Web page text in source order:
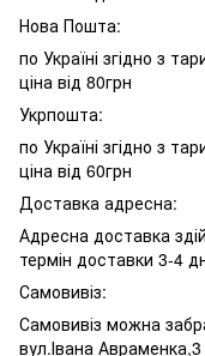
Нова Пошта:
по Україні згідно з
ціна від 80грн
Укрпошта:
по Україні згідно з
ціна від 60грн
Доставка адресна:
Адресна доставка
термін доставки 3-4
Самовивіз:
Самовивіз можна
вул.Івана Авраменка,3